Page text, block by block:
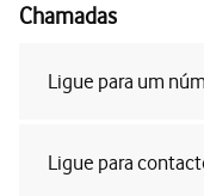
Chamadas
Ligue para um
Ligue para